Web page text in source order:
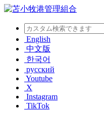
English
中文版
한국어
русский
Youtube
X
Instagram
TikTok